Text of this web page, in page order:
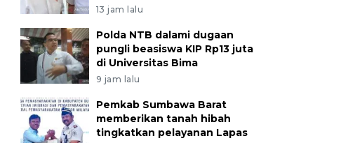
13 jam lalu
Polda NTB dalami dugaan
pungli beasiswa KIP Rp13 juta
di Universitas Bima
9 jam lalu
Pemkab Sumbawa Barat
memberikan tanah hibah
tingkatkan pelayanan Lapas